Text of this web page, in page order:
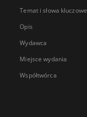
Temat i słowa kluczowe
Opis
Wydawca
Miejsce wydania
Współtwórca